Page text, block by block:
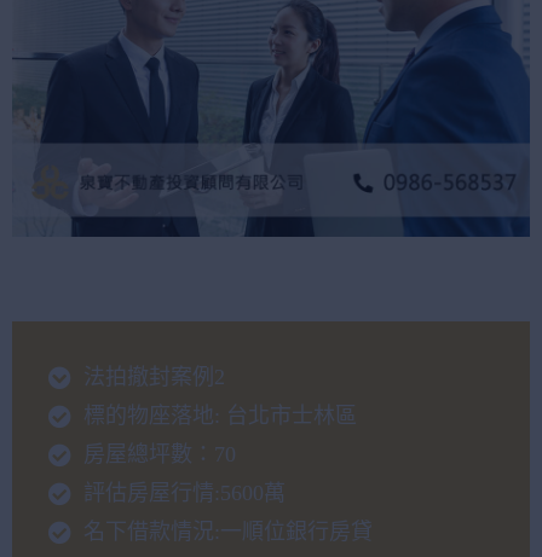
法拍撤封案例2
標的物座落地: 台北市士林區
房屋總坪數：70
評估房屋行情:5600萬
名下借款情況:一順位銀行房貸